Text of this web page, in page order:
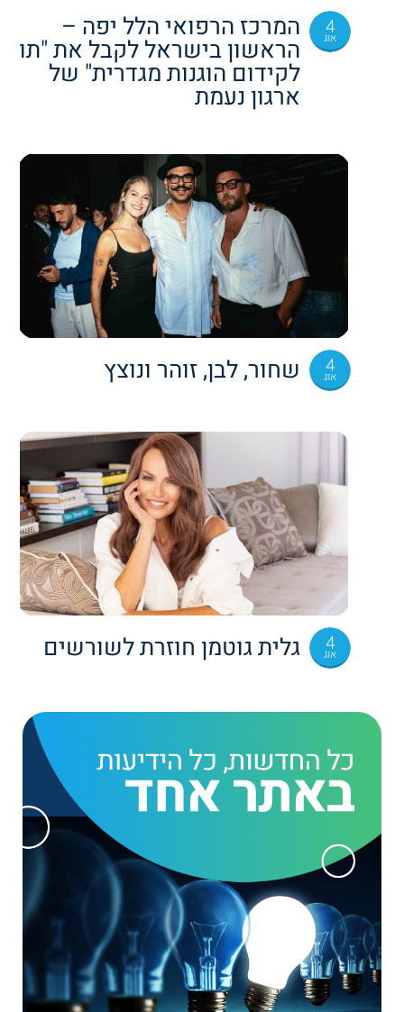
4
אוג המרכז הרפואי הלל יפה –
הראשון בישראל לקבל את "תו
לקידום הוגנות מגדרית" של
ארגון נעמת
4
אוג שחור, לבן, זוהר ונוצץ
4
אוג גלית גוטמן חוזרת לשורשים